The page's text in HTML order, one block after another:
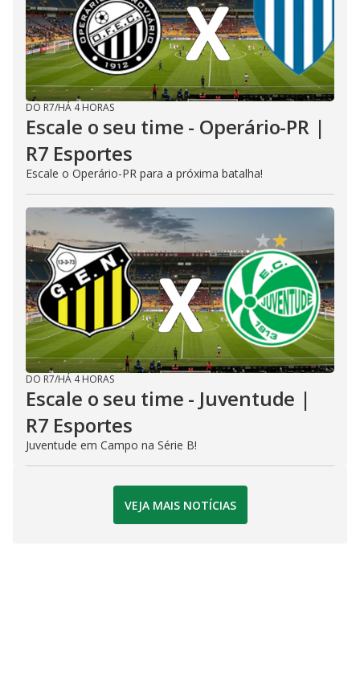
DO R7/HÁ 4 HORAS
Escale o seu time - Operário-PR |
R7 Esportes
Escale o Operário-PR para a próxima batalha!
DO R7/HÁ 4 HORAS
Escale o seu time - Juventude |
R7 Esportes
Juventude em Campo na Série B!
VEJA MAIS NOTÍCIAS